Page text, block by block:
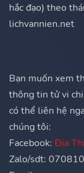
hắc đạo) theo
lichvannien.net
Bạn muốn xem
thông tin tử vi
có thể liên hệ
chúng tôi:
Facebook: Địa
Zalo/sdt: